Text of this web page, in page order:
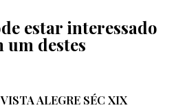
estar interessado
um destes
ALEGRE SÉC XIX